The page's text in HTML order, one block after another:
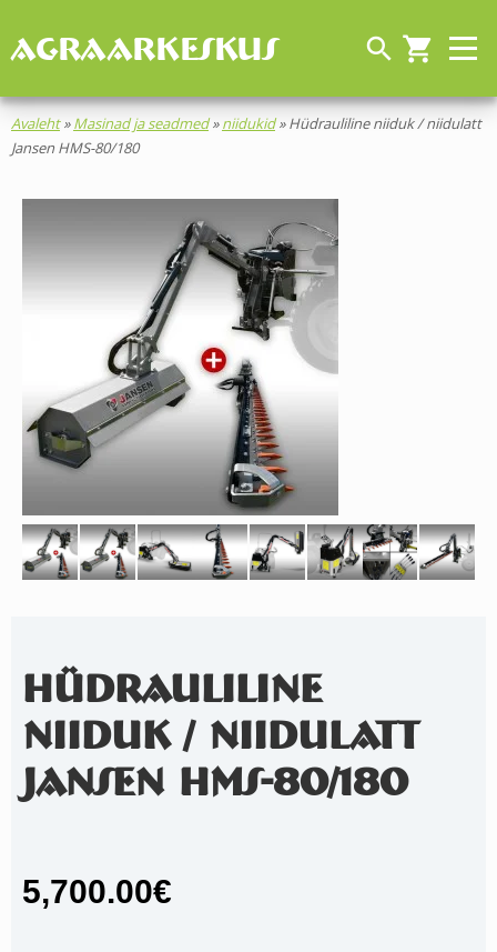
AGRAARKESKUS search shopping_cart
Avaleht»Masinad ja seadmed»niidukid»Hüdrauliline niiduk / niidulatt
Jansen HMS-80/180
HÜDRAULILINE
NIIDUK / NIIDULATT
JANSEN HMS-80/180
5,700.00€